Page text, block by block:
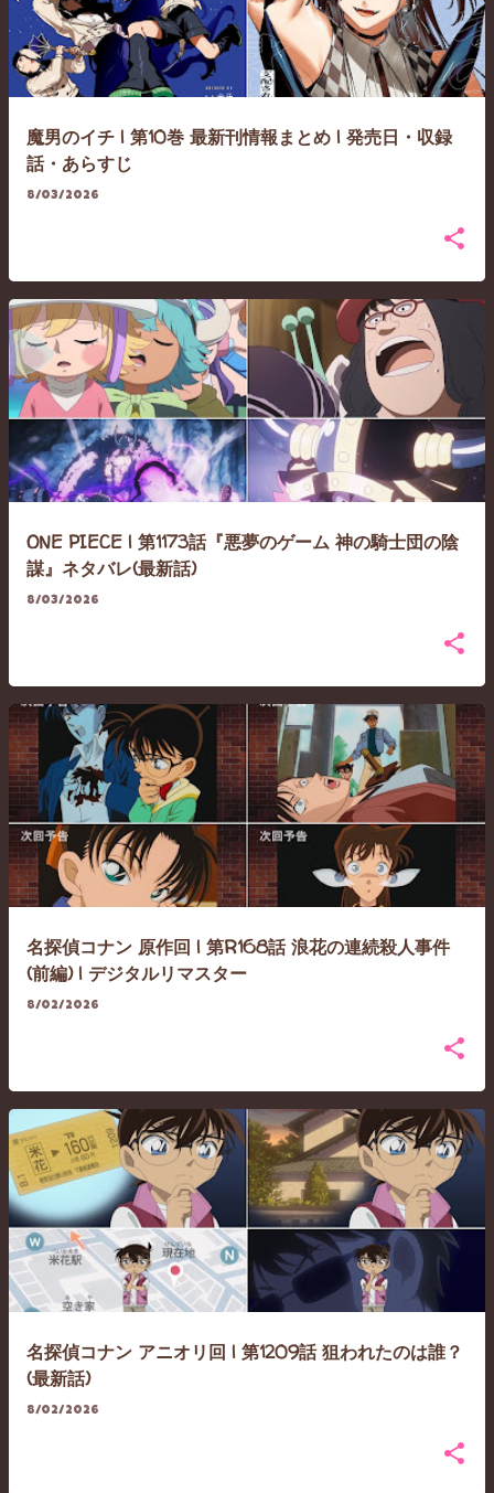
魔男のイチ | 第10巻 最新刊情報まとめ | 発売日・収録
話・あらすじ
8/03/2026
ONE PIECE | 第1173話『悪夢のゲーム 神の騎士団の陰
謀』ネタバレ(最新話)
8/03/2026
名探偵コナン 原作回 | 第R168話 浪花の連続殺人事件
(前編) | デジタルリマスター
8/02/2026
名探偵コナン アニオリ回 | 第1209話 狙われたのは誰？
(最新話)
8/02/2026